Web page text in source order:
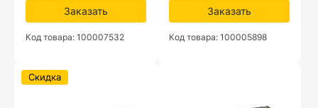
Заказать
Код товара: 100007532
Заказать
Код товара: 100005898
Скидка